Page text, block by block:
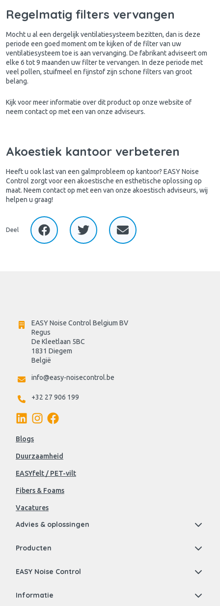
Regelmatig filters vervangen
Mocht u al een dergelijk ventilatiesysteem bezitten, dan is deze
periode een goed moment om te kijken of de filter van uw
ventilatiesysteem toe is aan vervanging. De fabrikant adviseert om
elke 6 tot 9 maanden uw filter te vervangen. In deze periode met
veel pollen, stuifmeel en fijnstof zijn schone filters van groot
belang.
Kijk voor meer informatie over dit product op onze website of
neem contact op met een van onze adviseurs.
Akoestiek kantoor verbeteren
Heeft u ook last van een galmprobleem op kantoor? EASY Noise
Control zorgt voor een akoestische en esthetische oplossing op
maat. Neem contact op met een van onze akoestisch adviseurs, wij
helpen u graag!
Deel
EASY Noise Control Belgium BV
Regus
De Kleetlaan 5BC
1831 Diegem
België
info@easy-noisecontrol.be
+32 27 906 199
Blogs
Duurzaamheid
EASYfelt / PET-vilt
Fibers & Foams
Vacatures
Advies & oplossingen
Producten
EASY Noise Control
Informatie